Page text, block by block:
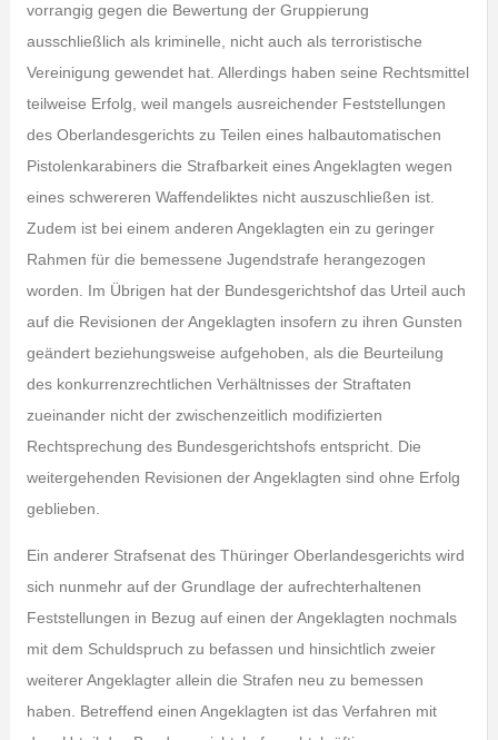
vorrangig gegen die Bewertung der Gruppierung
ausschließlich als kriminelle, nicht auch als terroristische
Vereinigung gewendet hat. Allerdings haben seine Rechtsmittel
teilweise Erfolg, weil mangels ausreichender Feststellungen
des Oberlandesgerichts zu Teilen eines halbautomatischen
Pistolenkarabiners die Strafbarkeit eines Angeklagten wegen
eines schwereren Waffendeliktes nicht auszuschließen ist.
Zudem ist bei einem anderen Angeklagten ein zu geringer
Rahmen für die bemessene Jugendstrafe herangezogen
worden. Im Übrigen hat der Bundesgerichtshof das Urteil auch
auf die Revisionen der Angeklagten insofern zu ihren Gunsten
geändert beziehungsweise aufgehoben, als die Beurteilung
des konkurrenzrechtlichen Verhältnisses der Straftaten
zueinander nicht der zwischenzeitlich modifizierten
Rechtsprechung des Bundesgerichtshofs entspricht. Die
weitergehenden Revisionen der Angeklagten sind ohne Erfolg
geblieben.
Ein anderer Strafsenat des Thüringer Oberlandesgerichts wird
sich nunmehr auf der Grundlage der aufrechterhaltenen
Feststellungen in Bezug auf einen der Angeklagten nochmals
mit dem Schuldspruch zu befassen und hinsichtlich zweier
weiterer Angeklagter allein die Strafen neu zu bemessen
haben. Betreffend einen Angeklagten ist das Verfahren mit